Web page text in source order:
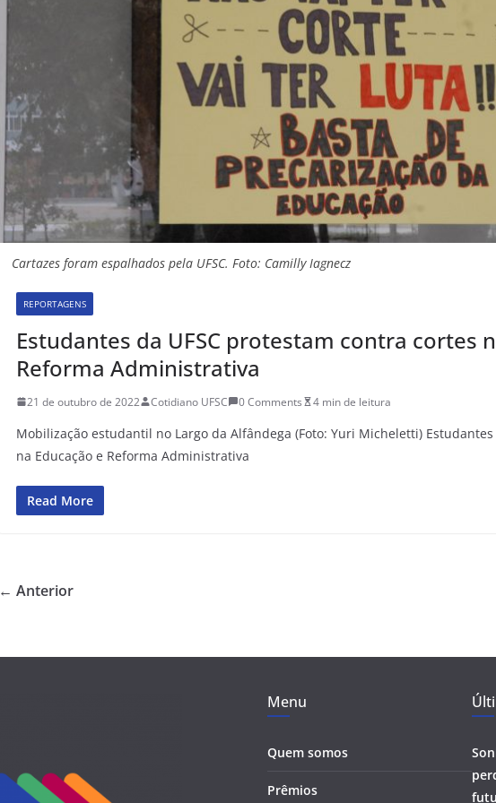
Cartazes foram espalhados pela UFSC. Foto: Camilly Iagnecz
REPORTAGENS
Estudantes da UFSC protestam contra cortes
Reforma Administrativa
21 de outubro de 2022 Cotidiano UFSC 0 Comments 4 min de leitura
Mobilização estudantil no Largo da Alfândega (Foto: Yuri Micheletti)
na Educação e Reforma Administrativa
Read More
← Anterior
Menu
Quem somos
Prêmios